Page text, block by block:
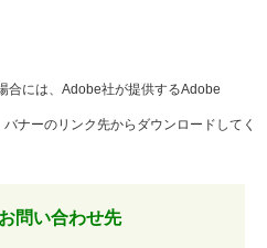
合には、Adobe社が提供するAdobe
ナーのリンク先からダウンロードしてく
問い合わせ先